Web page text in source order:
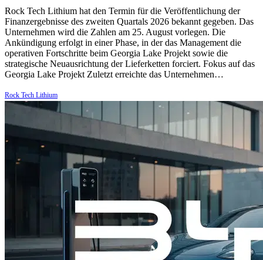
Rock Tech Lithium hat den Termin für die Veröffentlichung der
Finanzergebnisse des zweiten Quartals 2026 bekannt gegeben. Das
Unternehmen wird die Zahlen am 25. August vorlegen. Die
Ankündigung erfolgt in einer Phase, in der das Management die
operativen Fortschritte beim Georgia Lake Projekt sowie die
strategische Neuausrichtung der Lieferketten forciert. Fokus auf das
Georgia Lake Projekt Zuletzt erreichte das Unternehmen…
Rock Tech Lithium